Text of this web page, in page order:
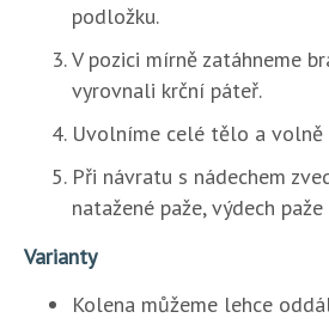
podložku.
V pozici mírně zatáhneme
vyrovnali krční páteř.
Uvolníme celé tělo a volně
Při návratu s nádechem
natažené paže, výdech
Varianty
Kolena můžeme lehce